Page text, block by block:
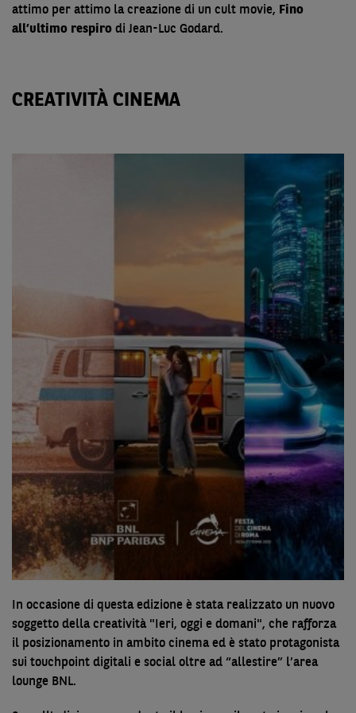
attimo per attimo la creazione di un cult movie, Fino
all’ultimo respiro di Jean-Luc Godard.
CREATIVITÀ CINEMA
In occasione di questa edizione è stata realizzato un nuovo
soggetto della creatività "Ieri, oggi e domani", che rafforza
il posizionamento in ambito cinema ed è stato protagonista
sui touchpoint digitali e social oltre ad “allestire” l’area
lounge BNL.